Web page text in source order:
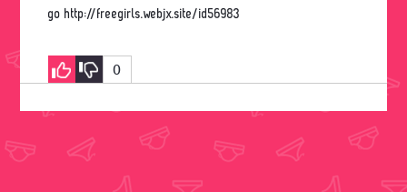
go http://freegirls.webjx.site/id56983
0